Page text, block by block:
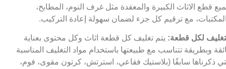
قطع الاثاث الكبيرة والمعقدة مثل غرف النوم، المطابخ،
مع ترقيم كل جزء لضمان سهولة إعادة التركيب.
لكل قطعة: يتم تغليف كل قطعة اثاث وكل محتوى بعناية
وبطريقة تتناسب مع طبيعتها باستخدام مواد التغليف المناسبة
ذكرناها سابقًا (بلاستيك فقاعي، استرتش، كرتون مقوى، فوم،